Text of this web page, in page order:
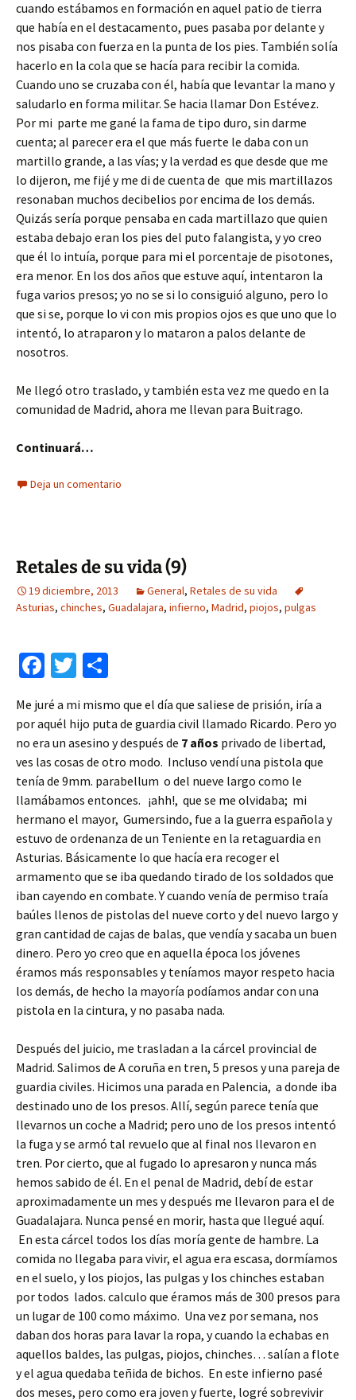
cuando estábamos en formación en aquel patio de tierra
que había en el destacamento, pues pasaba por delante y
nos pisaba con fuerza en la punta de los pies. También solía
hacerlo en la cola que se hacía para recibir la comida.
Cuando uno se cruzaba con él, había que levantar la mano y
saludarlo en forma militar. Se hacia llamar Don Estévez.
Por mi parte me gané la fama de tipo duro, sin darme
cuenta; al parecer era el que más fuerte le daba con un
martillo grande, a las vías; y la verdad es que desde que me
lo dijeron, me fijé y me di de cuenta de que mis martillazos
resonaban muchos decibelios por encima de los demás.
Quizás sería porque pensaba en cada martillazo que quien
estaba debajo eran los pies del puto falangista, y yo creo
que él lo intuía, porque para mi el porcentaje de pisotones,
era menor. En los dos años que estuve aquí, intentaron la
fuga varios presos; yo no se si lo consiguió alguno, pero lo
que si se, porque lo vi con mis propios ojos es que uno que lo
intentó, lo atraparon y lo mataron a palos delante de
nosotros.
Me llegó otro traslado, y también esta vez me quedo en la
comunidad de Madrid, ahora me llevan para Buitrago.
Continuará…
Deja un comentario
Retales de su vida (9)
19 diciembre, 2013 General, Retales de su vida
Asturias, chinches, Guadalajara, infierno, Madrid, piojos, pulgas
Fa
ce
b
o
o
k
T
tt
er
m
p
ar
tir
Me juré a mi mismo que el día que saliese de prisión, iría a
por aquél hijo puta de guardia civil llamado Ricardo. Pero yo
no era un asesino y después de 7 años privado de libertad,
ves las cosas de otro modo. Incluso vendí una pistola que
tenía de 9mm. parabellum o del nueve largo como le
llamábamos entonces. ¡ahh!, que se me olvidaba; mi
hermano el mayor, Gumersindo, fue a la guerra española y
estuvo de ordenanza de un Teniente en la retaguardia en
Asturias. Básicamente lo que hacía era recoger el
armamento que se iba quedando tirado de los soldados que
iban cayendo en combate. Y cuando venía de permiso traía
baúles llenos de pistolas del nueve corto y del nuevo largo y
gran cantidad de cajas de balas, que vendía y sacaba un buen
dinero. Pero yo creo que en aquella época los jóvenes
éramos más responsables y teníamos mayor respeto hacia
los demás, de hecho la mayoría podíamos andar con una
pistola en la cintura, y no pasaba nada.
Después del juicio, me trasladan a la cárcel provincial de
Madrid. Salimos de A coruña en tren, 5 presos y una pareja de
guardia civiles. Hicimos una parada en Palencia, a donde iba
destinado uno de los presos. Allí, según parece tenía que
llevarnos un coche a Madrid; pero uno de los presos intentó
la fuga y se armó tal revuelo que al final nos llevaron en
tren. Por cierto, que al fugado lo apresaron y nunca más
hemos sabido de él. En el penal de Madrid, debí de estar
aproximadamente un mes y después me llevaron para el de
Guadalajara. Nunca pensé en morir, hasta que llegué aquí.
En esta cárcel todos los días moría gente de hambre. La
comida no llegaba para vivir, el agua era escasa, dormíamos
en el suelo, y los piojos, las pulgas y los chinches estaban
por todos lados. calculo que éramos más de 300 presos para
un lugar de 100 como máximo. Una vez por semana, nos
daban dos horas para lavar la ropa, y cuando la echabas en
aquellos baldes, las pulgas, piojos, chinches… salían a flote
y el agua quedaba teñida de bichos. En este infierno pasé
dos meses, pero como era joven y fuerte, logré sobrevivir